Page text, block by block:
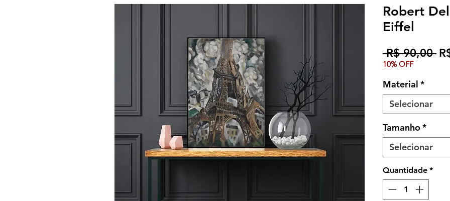
Robert
Eiffel
R$ 90,00
10% OFF
Material *
Selecionar
Tamanho*
Selecionar
Quantidade *